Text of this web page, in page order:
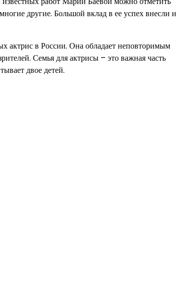
другие. Большой вклад в ее успех внесли и
актрис в России. Она обладает неповторимым
Семья для актрисы – это важная часть
двое детей.